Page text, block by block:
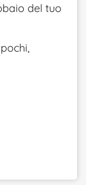
del tuo